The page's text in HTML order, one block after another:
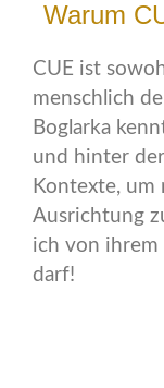
Warum
CUE ist
menschlich
Boglarka
und hinter
Kontexte, um
Ausrichtung
ich von ihrem
darf!